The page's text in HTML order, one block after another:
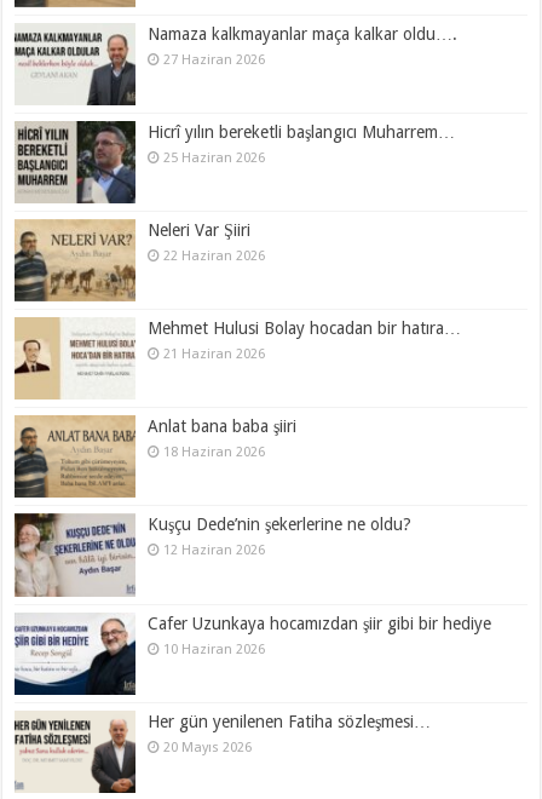
Namaza kalkmayanlar maça kalkar oldu….
27 Haziran 2026
Hicrî yılın bereketli başlangıcı Muharrem…
25 Haziran 2026
Neleri Var Şiiri
22 Haziran 2026
Mehmet Hulusi Bolay hocadan bir hatıra…
21 Haziran 2026
Anlat bana baba şiiri
18 Haziran 2026
Kuşçu Dede’nin şekerlerine ne oldu?
12 Haziran 2026
Cafer Uzunkaya hocamızdan şiir gibi bir hediye
10 Haziran 2026
Her gün yenilenen Fatiha sözleşmesi…
20 Mayıs 2026